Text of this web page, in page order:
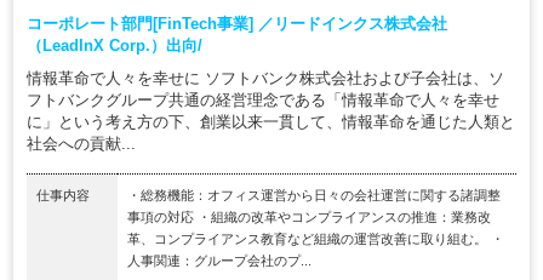
コーポレート部門[FinTech事業] ／リードインクス株式会社
（LeadInX Corp.）出向/
情報革命で人々を幸せに ソフトバンク株式会社および子会社は、ソ
フトバンクグループ共通の経営理念である「情報革命で人々を幸せ
に」という考え方の下、創業以来一貫して、情報革命を通じた人類と
社会への貢献...
仕事内容
・総務機能：オフィス運営から日々の会社運営に関する諸調整
事項の対応 ・組織の改革やコンプライアンスの推進：業務改
革、コンプライアンス教育など組織の運営改善に取り組む。 ・
人事関連：グループ会社のプ...